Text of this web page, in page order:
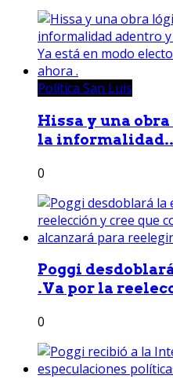
Política San Luis
Hissa y una
la
0
Poggi
.Va por la
0